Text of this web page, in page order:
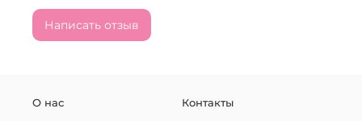
Написать отзыв
О нас Контакты